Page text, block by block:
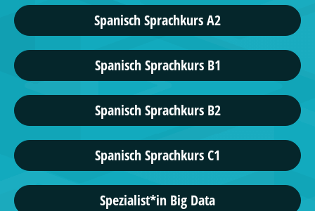
Spanisch Sprachkurs A2
Spanisch Sprachkurs B1
Spanisch Sprachkurs B2
Spanisch Sprachkurs C1
Spezialist*in Big Data